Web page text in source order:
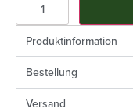
Produktinformation
Bestellung
Versand